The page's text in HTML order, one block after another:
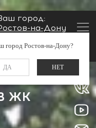
город:
на-Дону
город Ростов-на-Дону?
ДА НЕТ
Заказать звонок
ЖК